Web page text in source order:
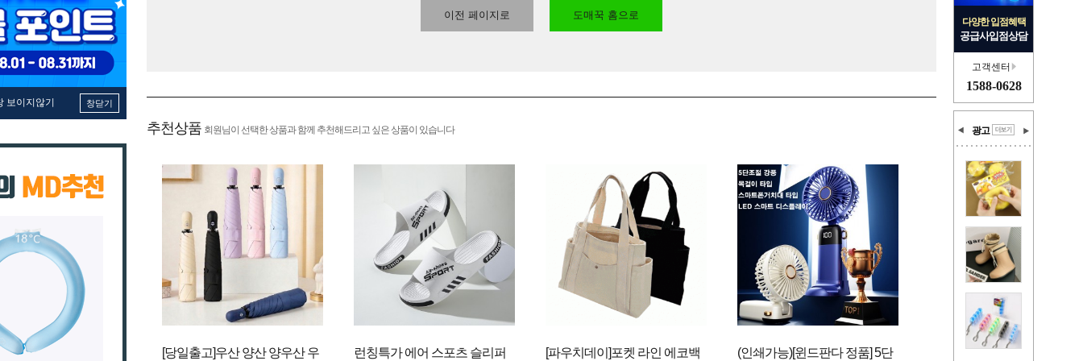
보이지않기 창닫기
다양한 입점혜택
공급사입점상담
고객센터
1588-0628
광고
이전 페이지로 도매꾹 홈으로
추천상품 회원님이 선택한 상품과 함께 추천해드리고 싶은 상품이 있습니다
[당일출고]우산 양산 양우산 우 런칭특가 에어 스포츠 슬리퍼 [파우치데이]포켓 라인 에코백 (인쇄가능)[윈드판다 정품] 5단